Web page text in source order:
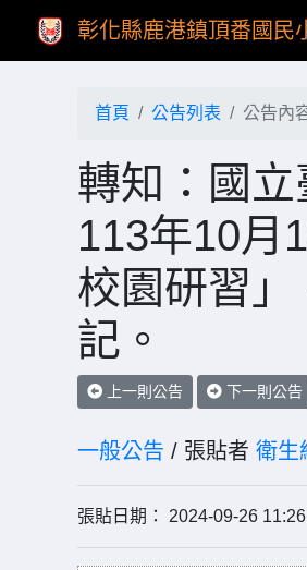
彰化縣鹿港鎮頂番國民
首頁 公告列表 公告內
轉知：國
113年10月
校園研習
記。
上一則公告 下一則公告
一般公告 / 張貼者 衛生
張貼日期： 2024-09-26